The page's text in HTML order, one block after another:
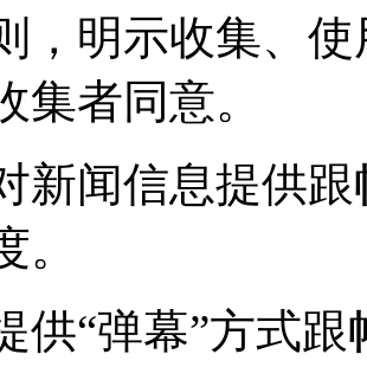
，明示收集、
集者同意。
新闻信息提供
。
供“弹幕”方式